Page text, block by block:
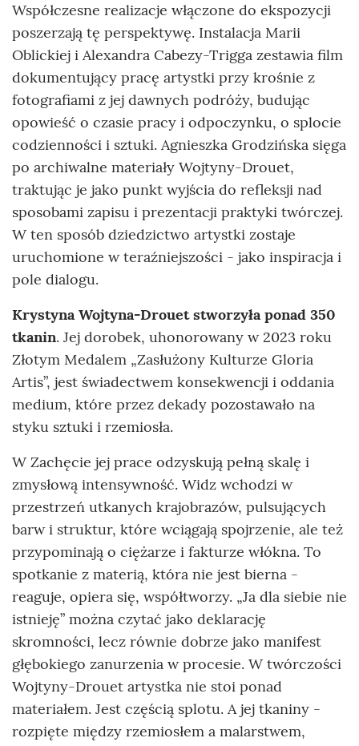
Współczesne realizacje włączone do ekspozycji
poszerzają tę perspektywę. Instalacja Marii
Oblickiej i Alexandra Cabezy-Trigga zestawia film
dokumentujący pracę artystki przy krośnie z
fotografiami z jej dawnych podróży, budując
opowieść o czasie pracy i odpoczynku, o splocie
codzienności i sztuki. Agnieszka Grodzińska sięga
po archiwalne materiały Wojtyny-Drouet,
traktując je jako punkt wyjścia do refleksji nad
sposobami zapisu i prezentacji praktyki twórczej.
W ten sposób dziedzictwo artystki zostaje
uruchomione w teraźniejszości - jako inspiracja i
pole dialogu.
Krystyna Wojtyna-Drouet stworzyła ponad 350
tkanin. Jej dorobek, uhonorowany w 2023 roku
Złotym Medalem „Zasłużony Kulturze Gloria
Artis”, jest świadectwem konsekwencji i oddania
medium, które przez dekady pozostawało na
styku sztuki i rzemiosła.
W Zachęcie jej prace odzyskują pełną skalę i
zmysłową intensywność. Widz wchodzi w
przestrzeń utkanych krajobrazów, pulsujących
barw i struktur, które wciągają spojrzenie, ale też
przypominają o ciężarze i fakturze włókna. To
spotkanie z materią, która nie jest bierna -
reaguje, opiera się, współtworzy. „Ja dla siebie nie
istnieję” można czytać jako deklarację
skromności, lecz równie dobrze jako manifest
głębokiego zanurzenia w procesie. W twórczości
Wojtyny-Drouet artystka nie stoi ponad
materiałem. Jest częścią splotu. A jej tkaniny -
rozpięte między rzemiosłem a malarstwem,